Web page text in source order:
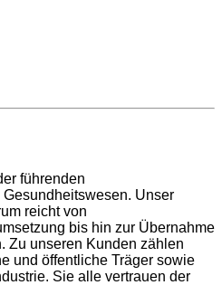
führenden
Unser
reicht von
bis hin zur Übernahme
Zu unseren Kunden zählen
und öffentliche Träger sowie
Sie alle vertrauen der